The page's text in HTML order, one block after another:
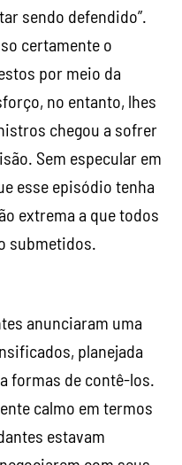
sendo defendido”.
certamente o
por meio da
no entanto, lhes
chegou a sofrer
Sem especular em
esse episódio tenha
extrema a que todos
submetidos.
anunciaram uma
planejada
formas de contê-los.
calmo em termos
estavam